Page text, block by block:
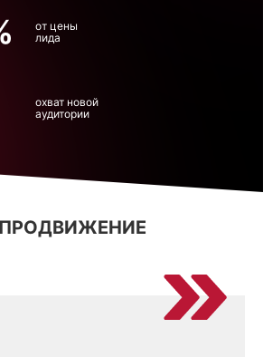
от цены
лида
охват новой
аудитории